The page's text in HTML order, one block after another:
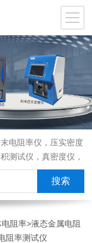
电阻率仪，压实密度
测试仪，真密度仪，
应测定仪
电阻率>液态金属电阻
阻率测试仪